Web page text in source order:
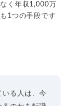
く年収1,000万
1つの手段です
る人は、今